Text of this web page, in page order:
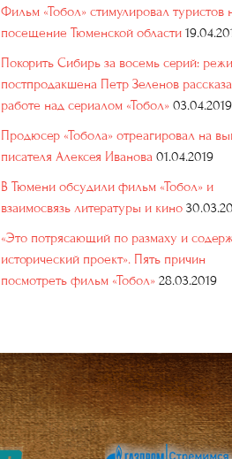
Фильм «Тобол» стимулировал туристов
посещение Тюменской области
Покорить Сибирь за восемь серий:
постпродакшена Петр Зеленов
работе над сериалом «Тобол» 03.04.2019
Продюсер «Тобола» отреагировал на
писателя Алексея Иванова 01.04.2019
В Тюмени обсудили фильм «Тобол» и
взаимосвязь литературы и кино
«Это потрясающий по размаху и
исторический проект». Пять причин
посмотреть фильм «Тобол» 28.03.2019